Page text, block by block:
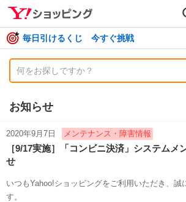
毎日引けるくじ 今すぐ挑戦
お知らせ
2020年9月7日 メンテナンス・障害情報
［9/17実施］「コンビニ決済」システムメ
せ
いつもYahoo!ショッピングをご利用いただき、誠
す。